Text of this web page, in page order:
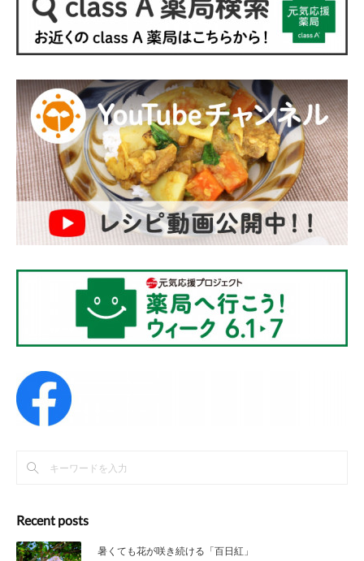
Recent posts
暑くても花が咲き続ける「百日紅」